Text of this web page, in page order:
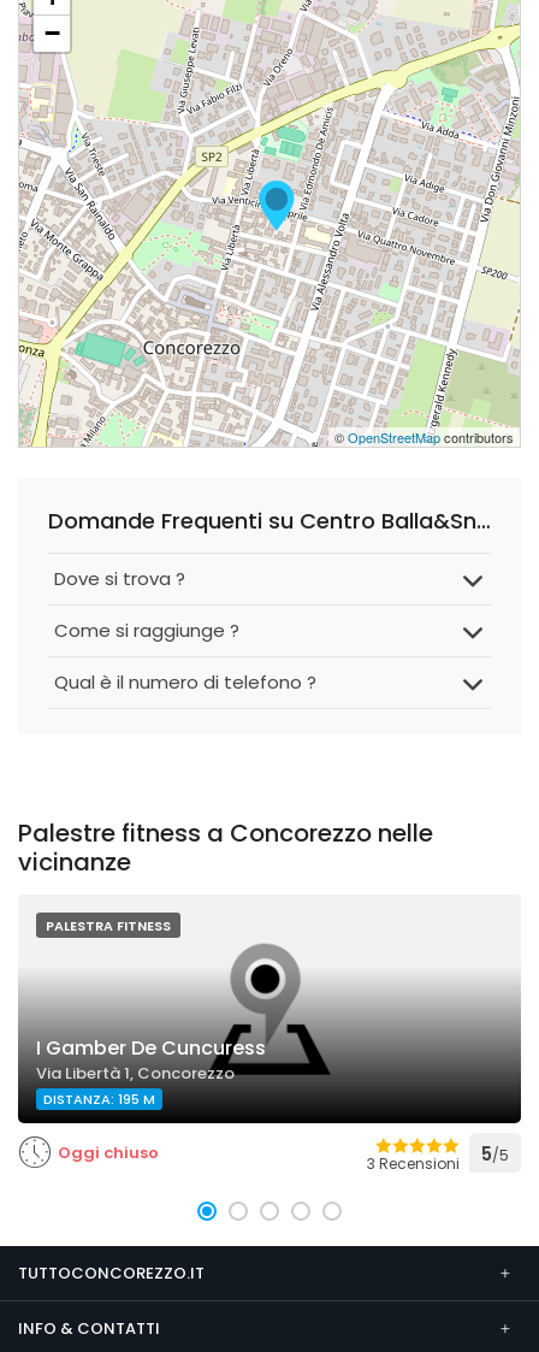
−
©OpenStreetMapcontributors
Domande Frequenti su Centro Balla&Snella
Dove si trova ?
Come si raggiunge ?
Qual è il numero di telefono ?
Palestre fitness a Concorezzo nelle
vicinanze
PALESTRA FITNESS
I Gamber De Cuncuress
Via Libertà 1, Concorezzo
DISTANZA: 195 M
Oggi chiuso 3 Recensioni 5/5
TUTTOCONCOREZZO.IT
INFO & CONTATTI